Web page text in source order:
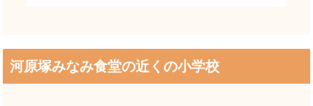
河原塚みなみ食堂の近くの小学校